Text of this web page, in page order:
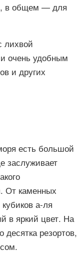
в общем — для
лихвой
очень удобным
и других
есть большой
заслуживает
От каменных
а-ля
в яркий цвет. На
десятка резортов,